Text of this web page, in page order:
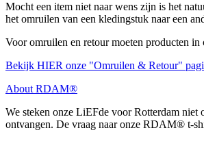
Mocht een item niet naar wens zijn is het
het omruilen van een kledingstuk naar een
Voor omruilen en retour moeten producten in
Bekijk HIER onze "Omruilen & Retour"
About RDAM®
We steken onze LiEFde voor Rotterdam
ontvangen. De vraag naar onze RDAM® t-